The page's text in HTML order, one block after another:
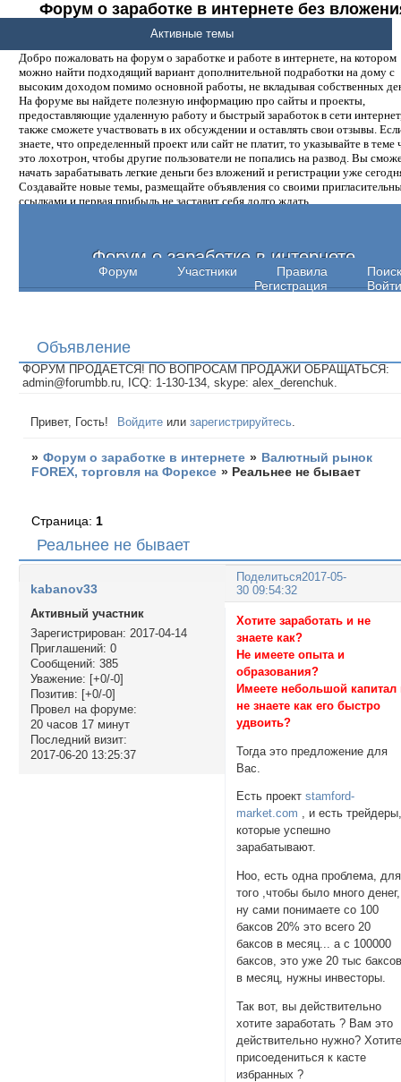
Форум о заработке в интернете без
денег.
Добро пожаловать на форум о заработке и работе в интернете, на котором
можно найти подходящий вариант дополнительной подработки на дому с
высоким доходом помимо основной работы, не вкладывая собственных
На форуме вы найдете полезную информацию про сайты и проекты,
предоставляющие удаленную работу и быстрый заработок в сети
также сможете участвовать в их обсуждении и оставлять свои отзывы.
знаете, что определенный проект или сайт не платит, то указывайте в теме
это лохотрон, чтобы другие пользователи не попались на развод. Вы
начать зарабатывать легкие деньги без вложений и регистрации уже
Создавайте новые темы, размещайте объявления со своими
ссылками и первая прибыль не заставит себя долго ждать.
Форум о заработке в интернете
Форум Участники Правила
Поиск
Регистрация
Войти
Активные темы
Объявление
ФОРУМ ПРОДАЕТСЯ! ПО ВОПРОСАМ ПРОДАЖИ ОБРАЩАТЬСЯ:
admin@forumbb.ru, ICQ: 1-130-134, skype: alex_derenchuk.
Привет, Гость! Войдите илизарегистрируйтесь
» Форум о заработке в интернете » Валютный рынок
FOREX, торговля на Форексе » Реальнее не бывает
Реальнее не бывает
Страница: 1
Поделиться2017-05-
30 09:54:32
kabanov33
Активный участник
Зарегистрирован: 2017-04-14
Приглашений: 0
Сообщений: 385
Уважение: [+0/-0]
Позитив: [+0/-0]
Провел на форуме:
20 часов 17 минут
Последний визит:
2017-06-20 13:25:37
Хотите заработать и не
знаете как?
Не имеете опыта и
образования?
Имеете небольшой капитал
не знаете как его быстро
удвоить?
Тогда это предложение для
Вас.
Есть проектstamford-
market.com , и есть
которые успешно
зарабатывают.
Ноо, есть одна проблема, для
того ,чтобы было много денег,
ну сами понимаете со 100
баксов 20% это всего 20
баксов в месяц... а с 100000
баксов, это уже 20 тыс
в месяц, нужны инвесторы.
Так вот, вы действительно
хотите заработать ? Вам это
действительно нужно?
присоедениться к касте
избранных ?